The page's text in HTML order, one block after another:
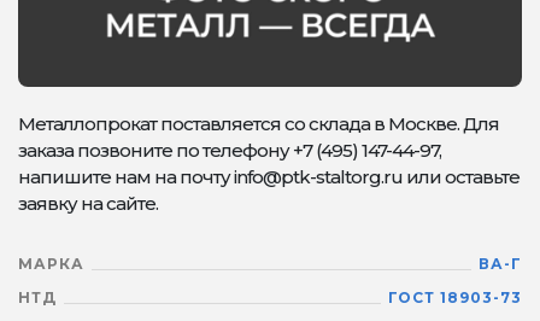
Металлопрокат поставляется со склада в Москве. Для
заказа позвоните по телефону +7 (495) 147-44-97,
напишите нам на почту info@ptk-staltorg.ru или оставьте
заявку на сайте.
МАРКА
ВА-Г
НТД
ГОСТ 18903-73